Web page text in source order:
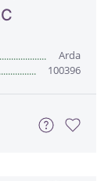
Arda
100396